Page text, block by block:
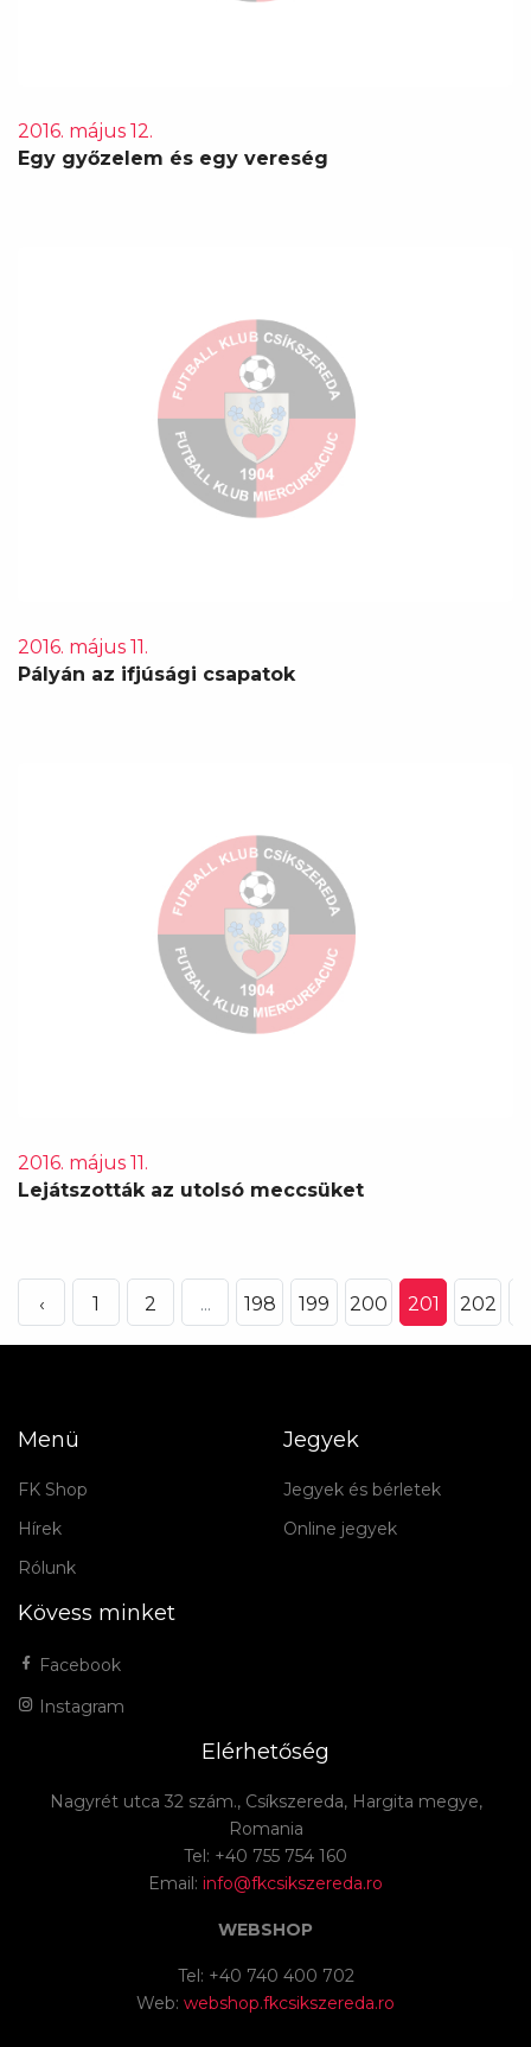
2016. május 12.
Egy győzelem és egy vereség
2016. május 11.
Pályán az ifjúsági csapatok
2016. május 11.
Lejátszották az utolsó meccsüket
‹ 1 2 ... 198 199 200 201 202
Menü
FK Shop
Hírek
Rólunk
Jegyek
Jegyek és bérletek
Online jegyek
Kövess minket
Facebook
Instagram
Elérhetőség
Nagyrét utca 32 szám., Csíkszereda, Hargita megye,
Romania
Tel: +40 755 754 160
Email: info@fkcsikszereda.ro
WEBSHOP
Tel: +40 740 400 702
Web: webshop.fkcsikszereda.ro